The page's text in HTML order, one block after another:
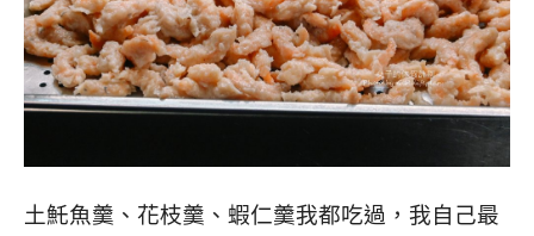
土魠魚羹、花枝羹、蝦仁羹我都吃過，我自己最